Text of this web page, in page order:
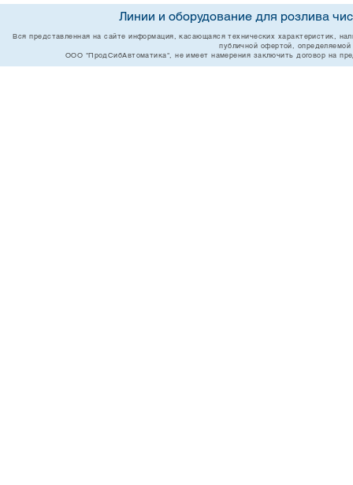
Линии и оборудование для розлива
Вся представленная на сайте информация, касающаяся технических характеристик,
публичной офертой,
ООО "ПродСибАвтоматика", не имеет намерения заключить договор на